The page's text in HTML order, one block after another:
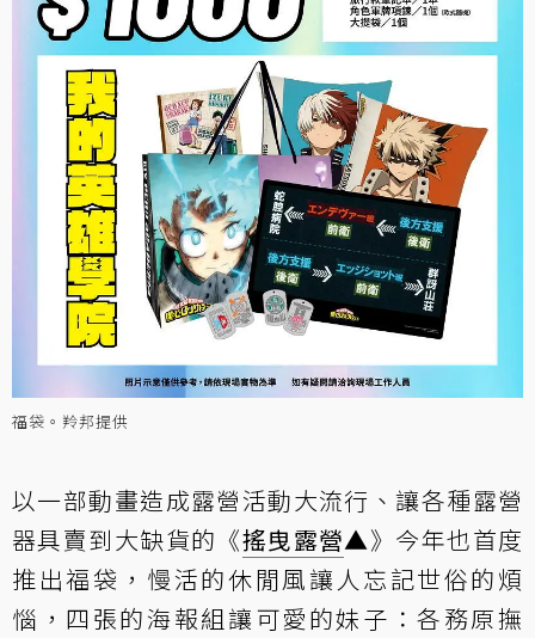
福袋。羚邦提供
以一部動畫造成露營活動大流行、讓各種露營
器具賣到大缺貨的《搖曳露營▲》今年也首度
推出福袋，慢活的休閒風讓人忘記世俗的煩
惱，四張的海報組讓可愛的妹子：各務原撫